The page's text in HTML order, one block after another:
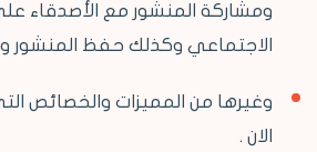
ومشاركة المنشور مع الأصدقاء
الاجتماعي وكذلك حفظ المنشور
وغيرها من المميزات والخصائص
الان .